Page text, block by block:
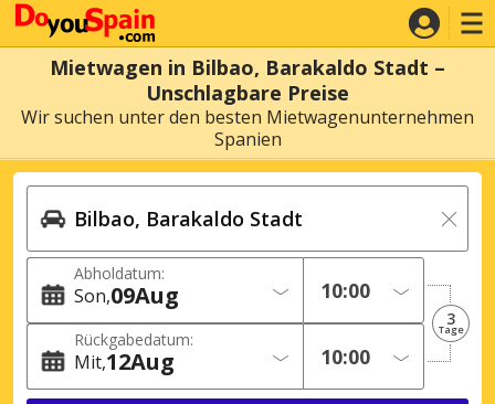
Mietwagen in Bilbao, Barakaldo Stadt –
Unschlagbare Preise
Wir suchen unter den besten Mietwagenunternehmen
Spanien
Abholdatum:
Son 09Aug
Rückgabedatum:
Mit 12Aug
3
Tage